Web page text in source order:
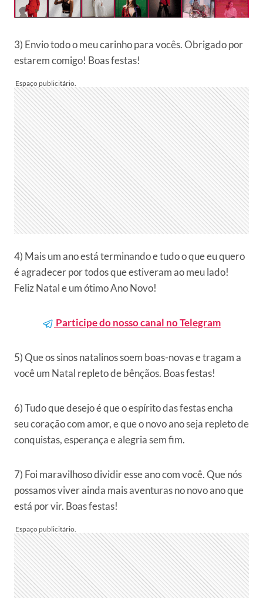
3) Envio todo o meu carinho para vocês. Obrigado por
estarem comigo! Boas festas!
4) Mais um ano está terminando e tudo o que eu quero
é agradecer por todos que estiveram ao meu lado!
Feliz Natal e um ótimo Ano Novo!
Participe do nosso canal no Telegram
5) Que os sinos natalinos soem boas-novas e tragam a
você um Natal repleto de bênçãos. Boas festas!
6) Tudo que desejo é que o espírito das festas encha
seu coração com amor, e que o novo ano seja repleto de
conquistas, esperança e alegria sem fim.
7) Foi maravilhoso dividir esse ano com você. Que nós
possamos viver ainda mais aventuras no novo ano que
está por vir. Boas festas!